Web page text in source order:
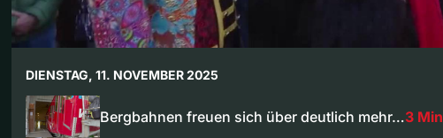
DIENSTAG, 11. NOVEMBER 2025
Bergbahnen freuen sich über deutlich mehr…3 Min